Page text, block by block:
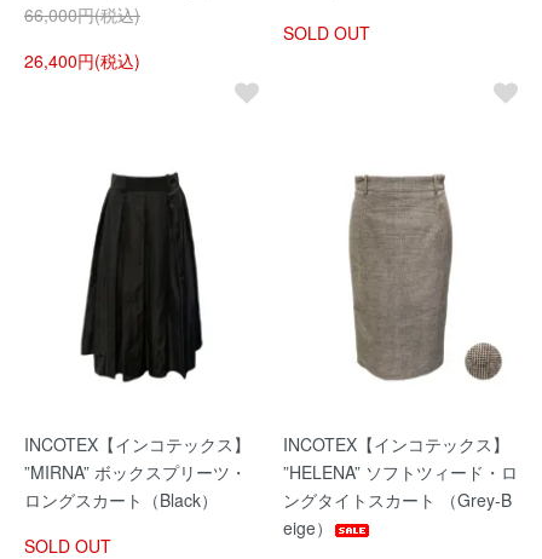
66,000円(税込)
26,400円(税込)
SOLD OUT
INCOTEX【インコテックス】
”MIRNA” ボックスプリーツ・
ロングスカート（Black）
SOLD OUT
INCOTEX【インコテックス】
”HELENA” ソフトツィード・ロ
ングタイトスカート （Grey-B
eige）